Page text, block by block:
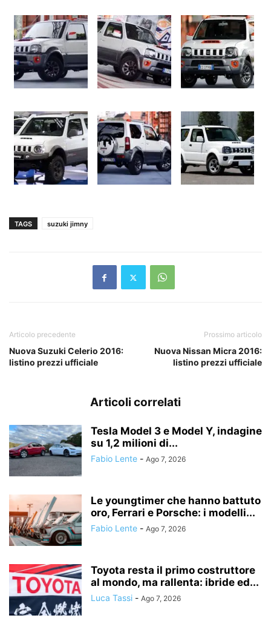
TAGS suzuki jimny
Articolo precedente
Nuova Suzuki Celerio 2016:
listino prezzi ufficiale
Prossimo articolo
Nuova Nissan Micra 2016:
listino prezzi ufficiale
Articoli correlati
Tesla Model 3 e Model Y, indagine
su 1,2 milioni di...
Fabio Lente - Ago 7, 2026
Le youngtimer che hanno battuto
oro, Ferrari e Porsche: i modelli...
Fabio Lente - Ago 7, 2026
Toyota resta il primo costruttore
al mondo, ma rallenta: ibride ed...
Luca Tassi - Ago 7, 2026